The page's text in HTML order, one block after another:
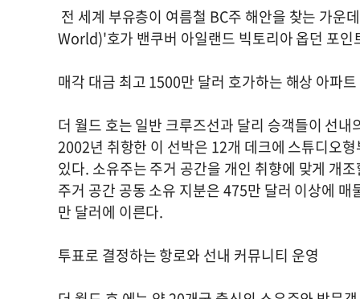
전 세계 부유층이 여름철 BC주 해안을 찾는 가운
World)'호가 밴쿠버 아일랜드 빅토리아 옵던 포인
매각 대금 최고 1500만 달러 호가하는 해상 아파트
더 월드 호는 일반 크루즈선과 달리 승객들이 선
2002년 취항한 이 선박은 12개 데크에 스튜디오
있다. 소유주는 주거 공간을 개인 취향에 맞게 개
주거 공간 공동 소유 지분은 475만 달러 이상에
만 달러에 이른다.
투표로 결정하는 항로와 선내 커뮤니티 운영